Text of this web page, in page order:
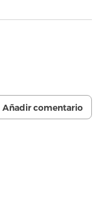
Añadir comentario